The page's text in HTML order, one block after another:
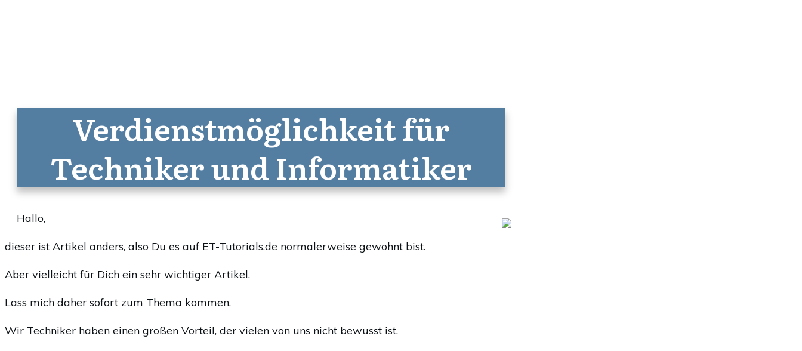
Verdienstmöglichkeit für
Techniker und Informatiker
Hallo,
dieser ist Artikel anders, also Du es auf ET-Tutorials.de normalerweise gewohnt bist.
Aber vielleicht für Dich ein sehr wichtiger Artikel.
Lass mich daher sofort zum Thema kommen.
Wir Techniker haben einen großen Vorteil, der vielen von uns nicht bewusst ist.